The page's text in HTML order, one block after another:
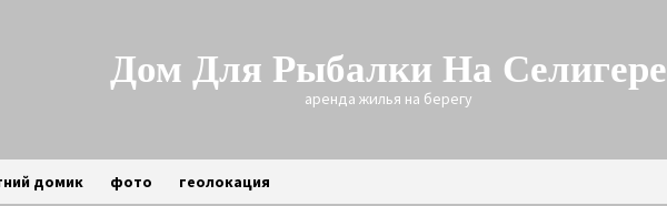
Дом Для Рыбалки На Селигере
аренда жилья на берегу
домик фото геолокация